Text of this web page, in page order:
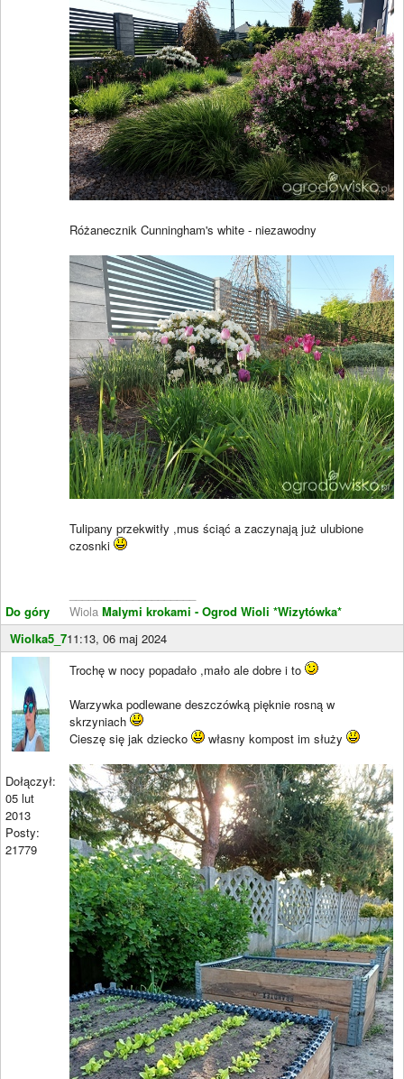
Do góry
Różanecznik Cunningham's white - niezawodny
Tulipany przekwitły ,mus ściąć a zaczynają już ulubione
czosnki
Wiola Malymi krokami - Ogrod Wioli *Wizytówka*
Wiolka5_711:13, 06 maj 2024
Dołączył:
05 lut
2013
Posty:
21779
Trochę w nocy popadało ,mało ale dobre i to
Warzywka podlewane deszczówką pięknie rosną w
skrzyniach
Cieszę się jak dziecko
własny kompost im służy